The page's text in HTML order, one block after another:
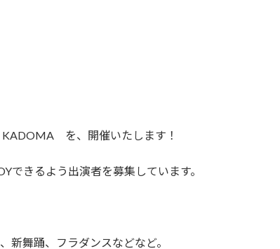
を、開催いたします！
できるよう出演者を募集しています。
新舞踊、フラダンスなどなど。